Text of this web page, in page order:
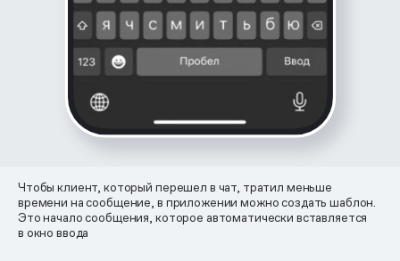
Чтобы клиент, который перешел в чат, тратил меньше
времени на сообщение, в приложении можно создать шаблон.
Это начало сообщения, которое автоматически вставляется
в окно ввода